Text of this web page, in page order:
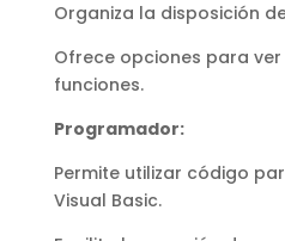
Organiza la disposición
Ofrece opciones para
funciones.
Programador:
Permite utilizar código
Visual Basic.